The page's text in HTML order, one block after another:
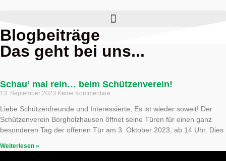
Blogbeiträge
Das geht bei uns...
Schau‘ mal rein… beim Schützenverein!
13. September 2023 Keine Kommentare
Liebe Schützenfreunde und Interessierte, Es ist wieder soweit! Der
Schützenverein Borgholzhausen öffnet seine Türen für einen ganz
besonderen Tag der offenen Tür am 3. Oktober 2023, ab 14 Uhr. Dies
Weiterlesen »